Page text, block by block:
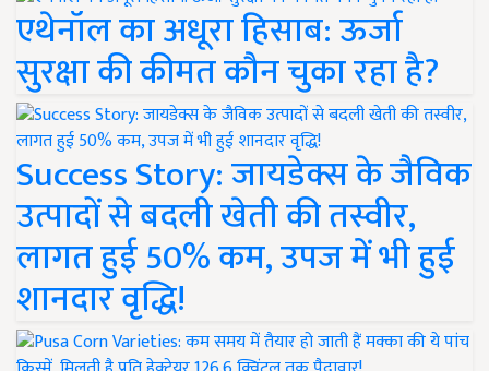
एथेनॉल का अधूरा हिसाब: ऊर्जा
सुरक्षा की कीमत कौन चुका रहा है?
Success Story: जायडेक्स के जैविक
उत्पादों से बदली खेती की तस्वीर,
लागत हुई 50% कम, उपज में भी हुई
शानदार वृद्धि!